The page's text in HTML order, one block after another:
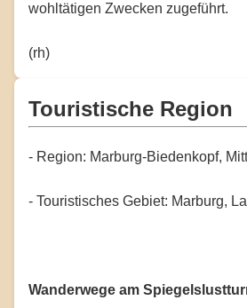
wohltätigen Zwecken zugeführt.
(rh)
Touristische Region
- Region: Marburg-Biedenkopf,
- Touristisches Gebiet: Marburg,
Wanderwege am